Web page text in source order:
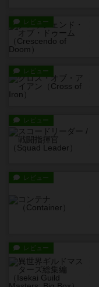
レビュー
レビュー
レビュー
レビュー
レビュー